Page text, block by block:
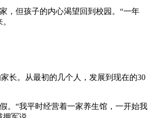
，但孩子的内心渴望回到校园。“一年
长。从最初的几个人，发展到现在的30
。“我平时经营着一家养生馆，一开始我